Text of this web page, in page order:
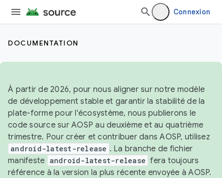
Connexion
DOCUMENTATION
À partir de 2026, pour nous aligner sur notre modèle
de développement stable et garantir la stabilité de la
plate-forme pour l'écosystème, nous publierons le
code source sur AOSP au deuxième et au quatrième
trimestre. Pour créer et contribuer dans AOSP, utilisez
android-latest-release . La branche de fichier
manifeste android-latest-release fera toujours
référence à la version la plus récente envoyée à AOSP.